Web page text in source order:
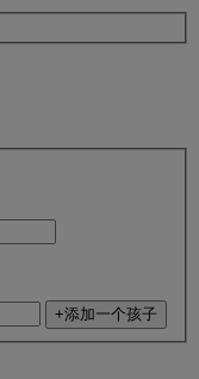
+添加一个孩子